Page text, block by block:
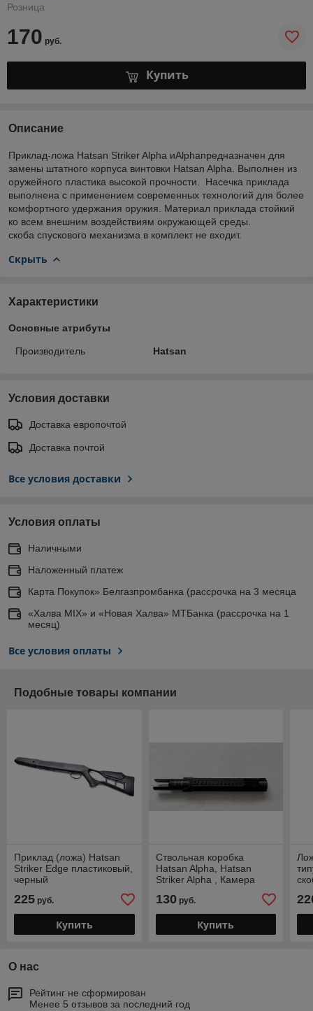
Розница
170 руб.
Купить
Описание
Приклад-ложа Hatsan Striker Alpha иAlphaпредназначен для
замены штатного корпуса винтовки Hatsan Alpha. Выполнен из
оружейного пластика высокой прочности. Насечка приклада
выполнена с применением современных технологий для более
комфортного удержания оружия. Материал приклада стойкий
ко всем внешним воздействиям окружающей среды.
скоба спускового механизма в комплект не входит.
Скрыть
Характеристики
Основные атрибуты
Производитель Hatsan
Условия доставки
Доставка европочтой
Доставка почтой
Все условия доставки
Условия оплаты
Наличными
Наложенный платеж
Карта Покупок» Белгазпромбанка (рассрочка на 3 месяца
«Халва MIX» и «Новая Халва» МТБанка (рассрочка на 1
месяц)
Все условия оплаты
Подобные товары компании
Приклад (ложа) Hatsan
Striker Edge пластиковый,
черный
225 руб.
Купить
Ствольная коробка
Hatsan Alpha, Hatsan
Striker Alpha , Камера
компрессионная Hatsan
Alpha
130руб.
Купить
О нас
Рейтинг не сформирован
Менее 5 отзывов за последний год